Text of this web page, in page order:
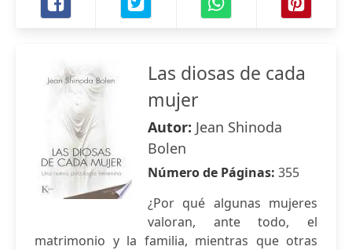
Las diosas de cada
mujer
Autor: Jean Shinoda
Bolen
Número de Páginas: 355
¿Por qué algunas mujeres
valoran, ante todo, el
matrimonio y la familia, mientras que otras